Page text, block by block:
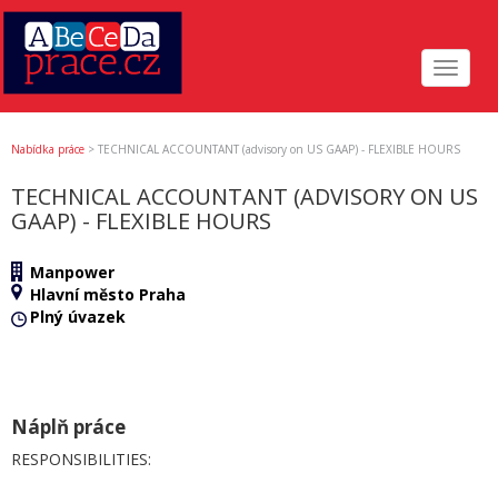
Toggle
Nabídka práce > TECHNICAL ACCOUNTANT (advisory on US GAAP) - FLEXIBLE HOURS
TECHNICAL ACCOUNTANT (ADVISORY ON US
GAAP) - FLEXIBLE HOURS
Manpower
Hlavní město Praha
Plný úvazek
Náplň práce
RESPONSIBILITIES: